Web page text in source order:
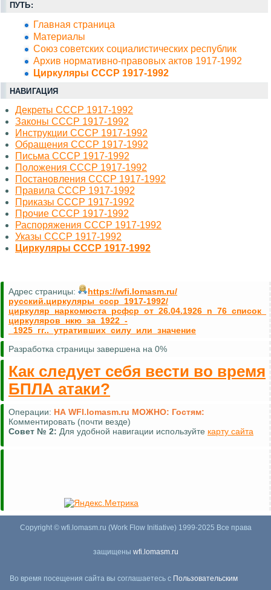
ПУТЬ:
Главная страница
Материалы
Союз советских социалистических республик
Архив нормативно-правовых актов 1917-1992
Циркуляры СССР 1917-1992
НАВИГАЦИЯ
Декреты СССР 1917-1992
Законы СССР 1917-1992
Инструкции СССР 1917-1992
Обращения СССР 1917-1992
Письма СССР 1917-1992
Положения СССР 1917-1992
Постановления СССР 1917-1992
Правила СССР 1917-1992
Приказы СССР 1917-1992
Прочие СССР 1917-1992
Распоряжения СССР 1917-1992
Указы СССР 1917-1992
Циркуляры СССР 1917-1992
Адрес страницы:
https://wfi.lomasm.ru/
русский.циркуляры_ссср_1917-1992/
циркуляр_наркомюста_рсфср_от_26.04.1926_n_76_список_
циркуляров_нкю_за_1922_-
_1925_гг.._утративших_силу_или_значение
Разработка страницы завершена на 0%
Как следует себя вести во время
БПЛА атаки?
Операции: НА WFI.lomasm.ru МОЖНО: Гостям:
Комментировать (почти везде)
Совет № 2: Для удобной навигации используйте карту сайта
Copyright © wfi.lomasm.ru (Work Flow Initiative) 1999-2025 Все права
защищены wfi.lomasm.ru
Во время посещения сайта вы соглашаетесь с Пользовательским